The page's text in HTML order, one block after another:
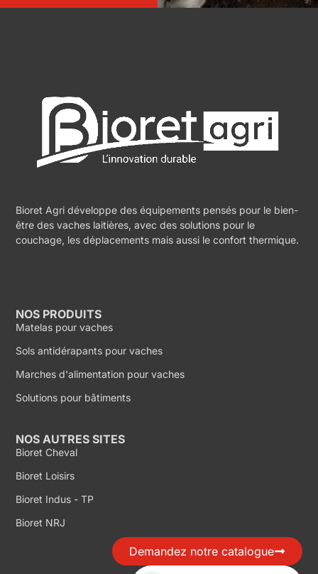
Bioret Agri développe des équipements pensés pour le bien-
être des vaches laitières, avec des solutions pour le
couchage, les déplacements mais aussi le confort thermique.
NOS PRODUITS
Matelas pour vaches
Sols antidérapants pour vaches
Marches d'alimentation pour vaches
Solutions pour bâtiments
NOS AUTRES SITES
Bioret Cheval
Bioret Loisirs
Bioret Indus - TP
Bioret NRJ
Demandez notre catalogue